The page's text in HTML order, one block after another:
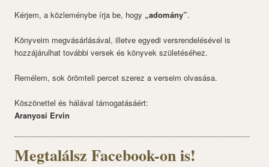
Kérjem, a közleménybe írja be, hogy „adomány”.
Könyveim megvásárlásával, illetve egyedi versrendelésével is
hozzájárulhat további versek és könyvek születéséhez.
Remélem, sok örömteli percet szerez a verseim olvasása.
Köszönettel és hálával támogatásáért:
Aranyosi Ervin
Megtalálsz Facebook-on is!